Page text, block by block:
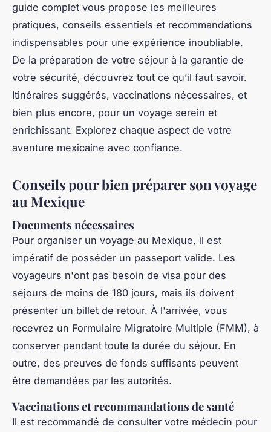
guide complet vous propose les meilleures
pratiques, conseils essentiels et recommandations
indispensables pour une expérience inoubliable.
De la préparation de votre séjour à la garantie de
votre sécurité, découvrez tout ce qu’il faut savoir.
Itinéraires suggérés, vaccinations nécessaires, et
bien plus encore, pour un voyage serein et
enrichissant. Explorez chaque aspect de votre
aventure mexicaine avec confiance.
Conseils pour bien préparer son voyage
au Mexique
Documents nécessaires
Pour organiser un voyage au Mexique, il est
impératif de posséder un passeport valide. Les
voyageurs n'ont pas besoin de visa pour des
séjours de moins de 180 jours, mais ils doivent
présenter un billet de retour. À l'arrivée, vous
recevrez un Formulaire Migratoire Multiple (FMM), à
conserver pendant toute la durée du séjour. En
outre, des preuves de fonds suffisants peuvent
être demandées par les autorités.
Vaccinations et recommandations de santé
Il est recommandé de consulter votre médecin pour